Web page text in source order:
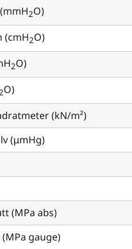
2O)
(cmH2O)
2O)
O)
(kN/m²)
(μmHg)
(MPa abs)
gauge)